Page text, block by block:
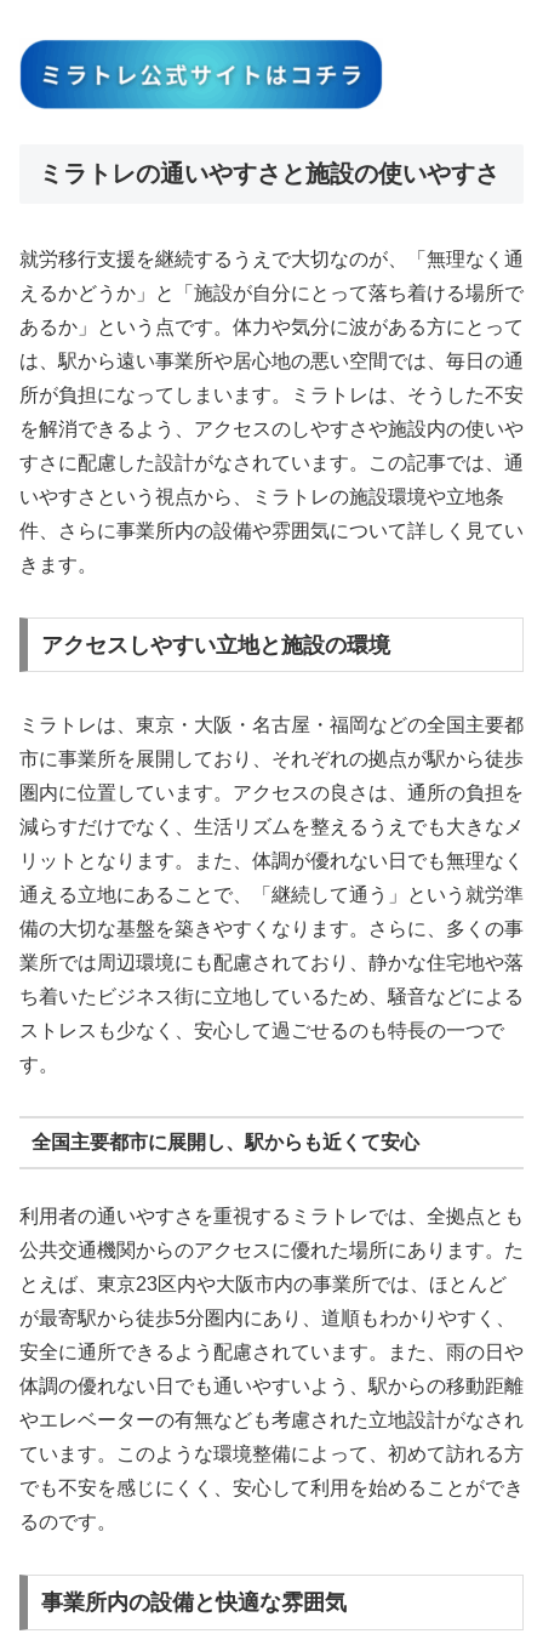
ミラトレの通いやすさと施設の使いやすさ
就労移行支援を継続するうえで大切なのが、「無理なく通
えるかどうか」と「施設が自分にとって落ち着ける場所で
あるか」という点です。体力や気分に波がある方にとって
は、駅から遠い事業所や居心地の悪い空間では、毎日の通
所が負担になってしまいます。ミラトレは、そうした不安
を解消できるよう、アクセスのしやすさや施設内の使いや
すさに配慮した設計がなされています。この記事では、通
いやすさという視点から、ミラトレの施設環境や立地条
件、さらに事業所内の設備や雰囲気について詳しく見てい
きます。
アクセスしやすい立地と施設の環境
ミラトレは、東京・大阪・名古屋・福岡などの全国主要都
市に事業所を展開しており、それぞれの拠点が駅から徒歩
圏内に位置しています。アクセスの良さは、通所の負担を
減らすだけでなく、生活リズムを整えるうえでも大きなメ
リットとなります。また、体調が優れない日でも無理なく
通える立地にあることで、「継続して通う」という就労準
備の大切な基盤を築きやすくなります。さらに、多くの事
業所では周辺環境にも配慮されており、静かな住宅地や落
ち着いたビジネス街に立地しているため、騒音などによる
ストレスも少なく、安心して過ごせるのも特長の一つで
す。
全国主要都市に展開し、駅からも近くて安心
利用者の通いやすさを重視するミラトレでは、全拠点とも
公共交通機関からのアクセスに優れた場所にあります。た
とえば、東京23区内や大阪市内の事業所では、ほとんど
が最寄駅から徒歩5分圏内にあり、道順もわかりやすく、
安全に通所できるよう配慮されています。また、雨の日や
体調の優れない日でも通いやすいよう、駅からの移動距離
やエレベーターの有無なども考慮された立地設計がなされ
ています。このような環境整備によって、初めて訪れる方
でも不安を感じにくく、安心して利用を始めることができ
るのです。
事業所内の設備と快適な雰囲気